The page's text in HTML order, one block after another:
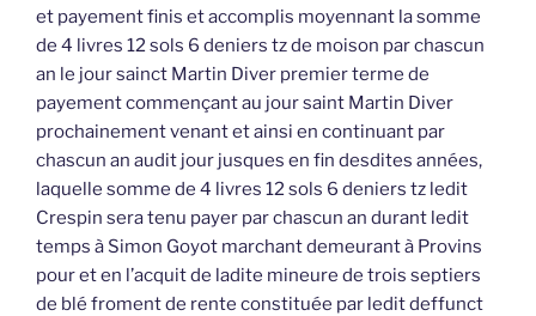
et payement finis et accomplis moyennant la somme
de 4 livres 12 sols 6 deniers tz de moison par chascun
an le jour sainct Martin Diver premier terme de
payement commençant au jour saint Martin Diver
prochainement venant et ainsi en continuant par
chascun an audit jour jusques en fin desdites années,
laquelle somme de 4 livres 12 sols 6 deniers tz ledit
Crespin sera tenu payer par chascun an durant ledit
temps à Simon Goyot marchant demeurant à Provins
pour et en l’acquit de ladite mineure de trois septiers
de blé froment de rente constituée par ledit deffunct